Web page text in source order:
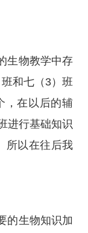
生物教学中存
和七（3）班
，在以后的辅
进行基础知识
所以在往后我
的生物知识加